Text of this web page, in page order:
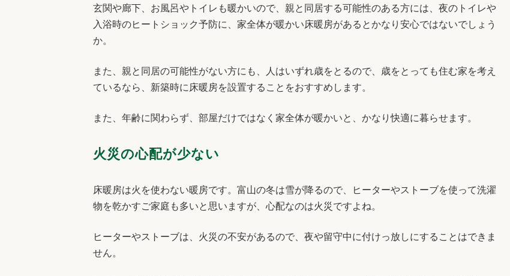
玄関や廊下、お風呂やトイレも暖かいので、親と同居する可能性のある方には、夜のトイレや
入浴時のヒートショック予防に、家全体が暖かい床暖房があるとかなり安心ではないでしょう
か。
また、親と同居の可能性がない方にも、人はいずれ歳をとるので、歳をとっても住む家を考え
ているなら、新築時に床暖房を設置することをおすすめします。
また、年齢に関わらず、部屋だけではなく家全体が暖かいと、かなり快適に暮らせます。
火災の心配が少ない
床暖房は火を使わない暖房です。富山の冬は雪が降るので、ヒーターやストーブを使って洗濯
物を乾かすご家庭も多いと思いますが、心配なのは火災ですよね。
ヒーターやストーブは、火災の不安があるので、夜や留守中に付けっ放しにすることはできま
せん。